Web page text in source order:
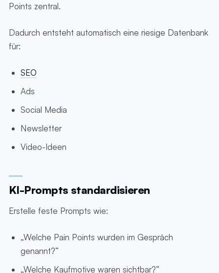
Points zentral.
Dadurch entsteht automatisch eine riesige Datenbank
für:
SEO
Ads
Social Media
Newsletter
Video-Ideen
KI-Prompts standardisieren
Erstelle feste Prompts wie:
„Welche Pain Points wurden im Gespräch
genannt?“
„Welche Kaufmotive waren sichtbar?“